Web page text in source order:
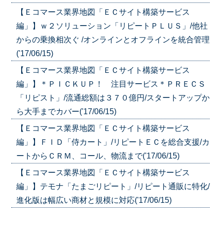
【Ｅコマース業界地図「ＥＣサイト構築サービス
編」】ｗ２ソリューション「リピートＰＬＵＳ」/他社
からの乗換相次ぐ /オンラインとオフラインを統合管理
('17/06/15)
【Ｅコマース業界地図「ＥＣサイト構築サービス
編」】＊ＰＩＣＫＵＰ！ 注目サービス＊ＰＲＥＣＳ
「リピスト」/流通総額は３７０億円/スタートアップか
ら大手までカバー('17/06/15)
【Ｅコマース業界地図「ＥＣサイト構築サービス
編」】ＦＩＤ「侍カート」/リピートＥＣを総合支援/カ
ートからＣＲＭ、コール、物流まで('17/06/15)
【Ｅコマース業界地図「ＥＣサイト構築サービス
編」】テモナ「たまごリピート」/リピート通販に特化/
進化版は幅広い商材と規模に対応('17/06/15)